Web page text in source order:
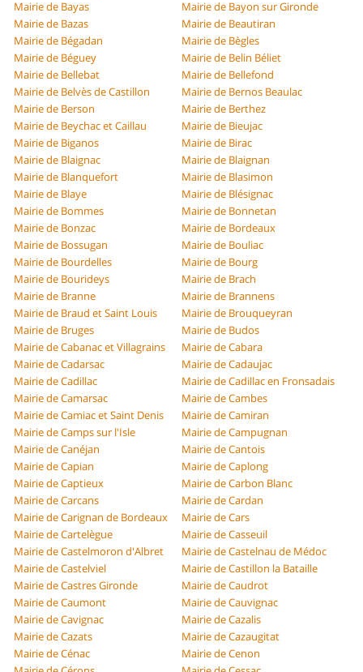
Mairie de Bayas
Mairie de Bayon sur Gironde
Mairie de Bazas
Mairie de Beautiran
Mairie de Bégadan
Mairie de Bègles
Mairie de Béguey
Mairie de Belin Béliet
Mairie de Bellebat
Mairie de Bellefond
Mairie de Belvès de Castillon
Mairie de Bernos Beaulac
Mairie de Berson
Mairie de Berthez
Mairie de Beychac et Caillau
Mairie de Bieujac
Mairie de Biganos
Mairie de Birac
Mairie de Blaignac
Mairie de Blaignan
Mairie de Blanquefort
Mairie de Blasimon
Mairie de Blaye
Mairie de Blésignac
Mairie de Bommes
Mairie de Bonnetan
Mairie de Bonzac
Mairie de Bordeaux
Mairie de Bossugan
Mairie de Bouliac
Mairie de Bourdelles
Mairie de Bourg
Mairie de Bourideys
Mairie de Brach
Mairie de Branne
Mairie de Brannens
Mairie de Braud et Saint Louis
Mairie de Brouqueyran
Mairie de Bruges
Mairie de Budos
Mairie de Cabanac et Villagrains
Mairie de Cabara
Mairie de Cadarsac
Mairie de Cadaujac
Mairie de Cadillac
Mairie de Cadillac en Fronsadais
Mairie de Camarsac
Mairie de Cambes
Mairie de Camiac et Saint Denis
Mairie de Camiran
Mairie de Camps sur l'Isle
Mairie de Campugnan
Mairie de Canéjan
Mairie de Cantois
Mairie de Capian
Mairie de Caplong
Mairie de Captieux
Mairie de Carbon Blanc
Mairie de Carcans
Mairie de Cardan
Mairie de Carignan de Bordeaux
Mairie de Cars
Mairie de Cartelègue
Mairie de Casseuil
Mairie de Castelmoron d'Albret
Mairie de Castelnau de Médoc
Mairie de Castelviel
Mairie de Castillon la Bataille
Mairie de Castres Gironde
Mairie de Caudrot
Mairie de Caumont
Mairie de Cauvignac
Mairie de Cavignac
Mairie de Cazalis
Mairie de Cazats
Mairie de Cazaugitat
Mairie de Cénac
Mairie de Cenon